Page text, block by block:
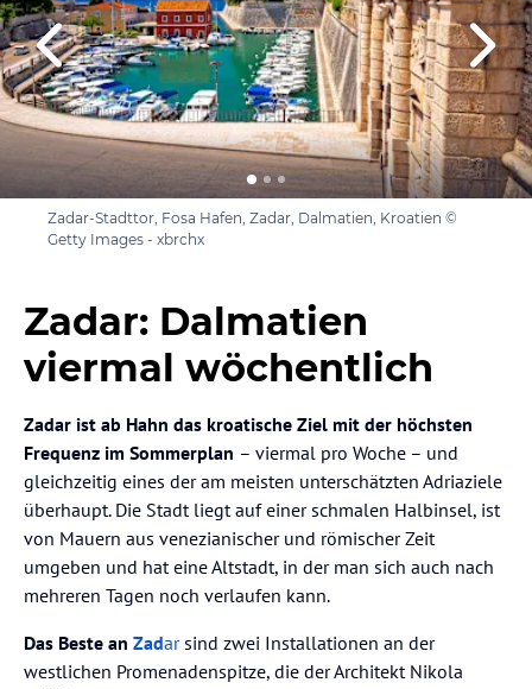
Zadar-Stadttor, Fosa Hafen, Zadar, Dalmatien, Kroatien ©
Getty Images - xbrchx
Zadar: Dalmatien
viermal wöchentlich
Zadar ist ab Hahn das kroatische Ziel mit der höchsten
Frequenz im Sommerplan – viermal pro Woche – und
gleichzeitig eines der am meisten unterschätzten Adriaziele
überhaupt. Die Stadt liegt auf einer schmalen Halbinsel, ist
von Mauern aus venezianischer und römischer Zeit
umgeben und hat eine Altstadt, in der man sich auch nach
mehreren Tagen noch verlaufen kann.
Das Beste an Zadarsind zwei Installationen an der
westlichen Promenadenspitze, die der Architekt Nikola